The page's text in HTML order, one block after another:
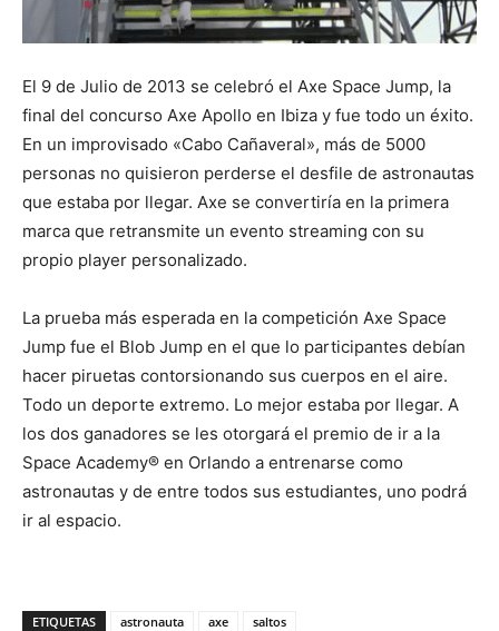
El 9 de Julio de 2013 se celebró el Axe Space Jump, la
final del concurso Axe Apollo en Ibiza y fue todo un éxito.
En un improvisado «Cabo Cañaveral», más de 5000
personas no quisieron perderse el desfile de astronautas
que estaba por llegar. Axe se convertiría en la primera
marca que retransmite un evento streaming con su
propio player personalizado.
La prueba más esperada en la competición Axe Space
Jump fue el Blob Jump en el que lo participantes debían
hacer piruetas contorsionando sus cuerpos en el aire.
Todo un deporte extremo. Lo mejor estaba por llegar. A
los dos ganadores se les otorgará el premio de ir a la
Space Academy® en Orlando a entrenarse como
astronautas y de entre todos sus estudiantes, uno podrá
ir al espacio.
ETIQUETAS astronauta axe saltos